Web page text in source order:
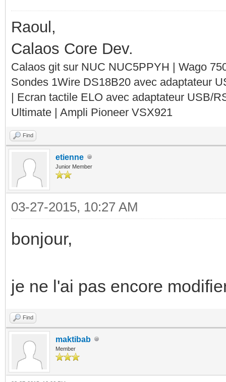
Raoul,
Calaos Core Dev.
Calaos git sur NUC NUC5PPYH | Wago
Sondes 1Wire DS18B20 avec adaptateur
| Ecran tactile ELO avec adaptateur USB/
Ultimate | Ampli Pioneer VSX921
Find
etienne
Junior Member
03-27-2015, 10:27 AM
bonjour,
je ne l'ai pas encore
Find
maktibab
Member